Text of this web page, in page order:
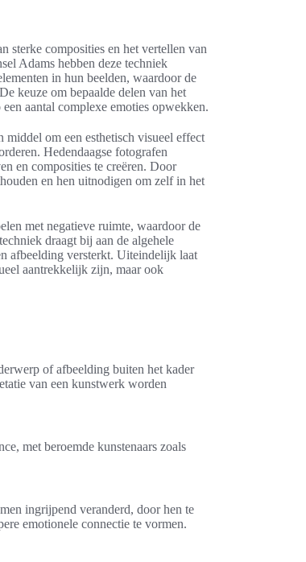
sterke composities en het vertellen van
Adams hebben deze techniek
in hun beelden, waardoor de
keuze om bepaalde delen van het
aantal complexe emoties opwekken.
om een esthetisch visueel effect
Hedendaagse fotografen
en composities te creëren. Door
en hen uitnodigen om zelf in het
met negatieve ruimte, waardoor de
draagt bij aan de algehele
afbeelding versterkt. Uiteindelijk laat
aantrekkelijk zijn, maar ook
of afbeelding buiten het kader
van een kunstwerk worden
met beroemde kunstenaars zoals
ingrijpend veranderd, door hen te
emotionele connectie te vormen.